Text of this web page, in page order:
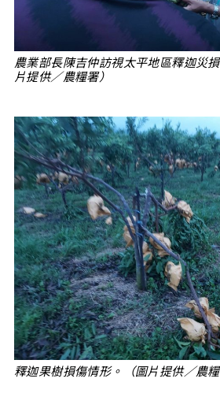
農業部長陳吉仲訪視太平地區釋迦災
片提供／農糧署）
釋迦果樹損傷情形。（圖片提供／農